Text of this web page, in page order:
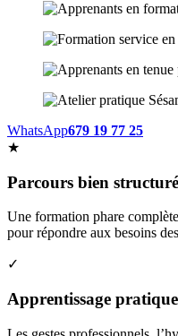
WhatsApp679 19 77 25
★
Parcours bien structuré
Une formation phare
pour répondre aux besoins
✓
Apprentissage pratique